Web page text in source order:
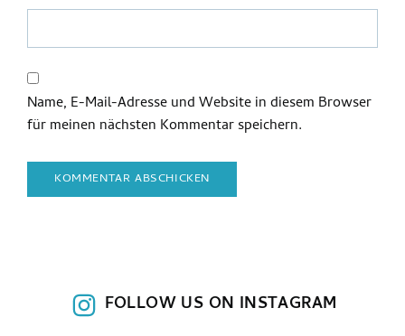
Name, E-Mail-Adresse und Website in diesem Browser
für meinen nächsten Kommentar speichern.
FOLLOW US ON INSTAGRAM